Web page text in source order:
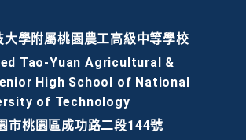
大學附屬桃園農工高級中等學校
Tao-Yuan Agricultural &
High School of National
of Technology
市桃園區成功路二段144號